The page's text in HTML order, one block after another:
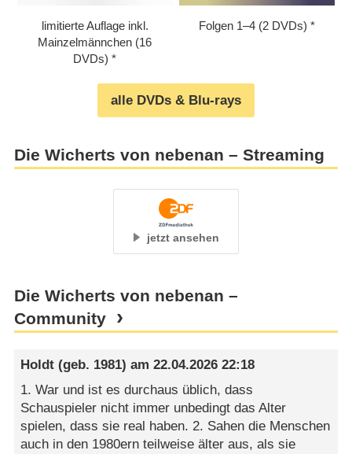
limitierte Auflage inkl.
Mainzelmännchen (16
DVDs)
Folgen 1⁠–⁠4 (2 DVDs)
alle DVDs & Blu-rays
Die Wicherts von nebenan – Streaming
jetzt ansehen
Die Wicherts von nebenan –
Community
Holdt (geb. 1981) am22.04.2026 22:18
1. War und ist es durchaus üblich, dass
Schauspieler nicht immer unbedingt das Alter
spielen, dass sie real haben. 2. Sahen die Menschen
auch in den 1980ern teilweise älter aus, als sie